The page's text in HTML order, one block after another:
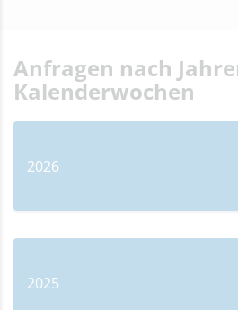
Anfragen nach
Kalenderwochen
2026
2025